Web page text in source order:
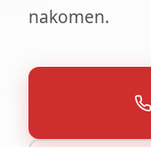
nakomen.